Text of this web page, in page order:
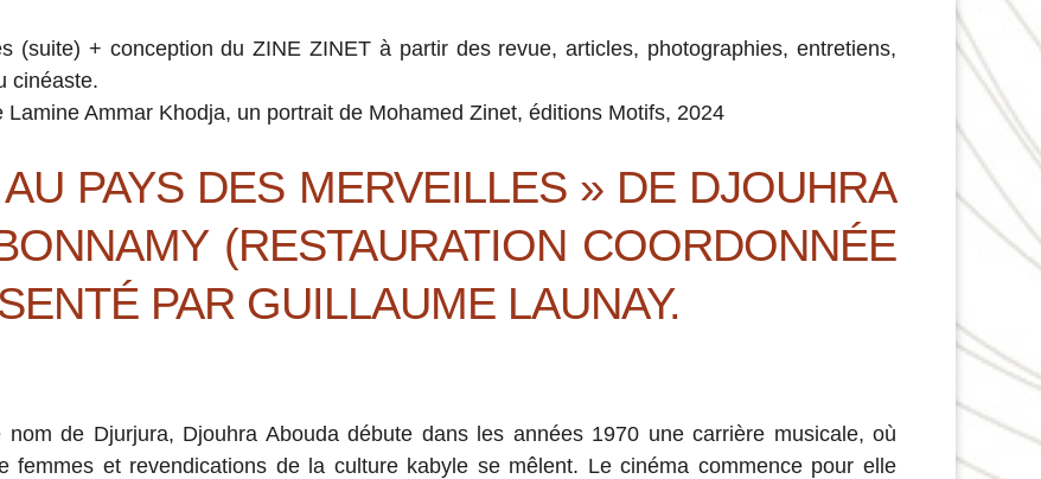
(suite) + conception du ZINE ZINET à partir des revue, articles, photographies, entretiens,
cinéaste.
Ammar Khodja, un portrait de Mohamed Zinet, éditions Motifs, 2024
PAYS DES MERVEILLES » DE DJOUHRA
(RESTAURATION COORDONNÉE
PAR GUILLAUME LAUNAY.
de Djurjura, Djouhra Abouda débute dans les années 1970 une carrière musicale, où
femmes et revendications de la culture kabyle se mêlent. Le cinéma commence pour elle